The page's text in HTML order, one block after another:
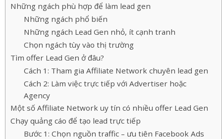
Những ngách phù hợp để làm lead gen
Những ngách phổ biến
Những ngách Lead Gen nhỏ, ít cạnh tranh
Chọn ngách tùy vào thị trường
Tìm offer Lead Gen ở đâu?
Cách 1: Tham gia Affiliate Network chuyên lead gen
Cách 2: Làm việc trực tiếp với Advertiser hoặc
Agency
Một số Affiliate Network uy tín có nhiều offer Lead Gen
Chạy quảng cáo để tạo lead trực tiếp
Bước 1: Chọn nguồn traffic – ưu tiên Facebook Ads